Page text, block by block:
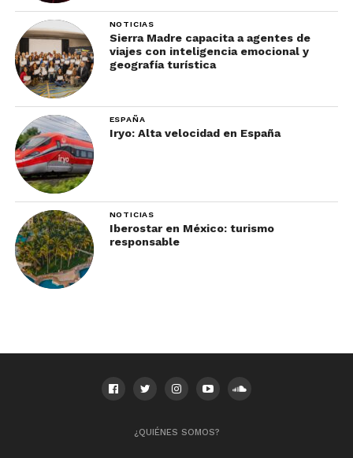
NOTICIAS
Sierra Madre capacita a agentes de
viajes con inteligencia emocional y
geografía turística
ESPAÑA
Iryo: Alta velocidad en España
NOTICIAS
Iberostar en México: turismo
responsable
¿QUIÉNES SOMOS?